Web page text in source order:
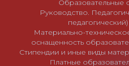
Образовательные
Руководство.
Материально-
оснащенность
Стипендии и иные виды
Платные